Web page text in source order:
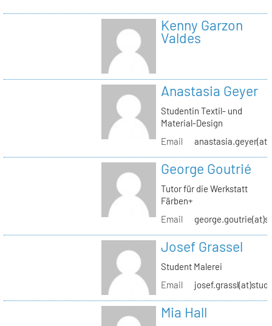
Kenny Garzon
Valdes
Anastasia Geyer
Studentin Textil- und
Material-Design
Email
George Goutrié
Tutor für die Werkstatt
Färben+
Email
Josef Grassel
Student Malerei
Email
Mia Hall